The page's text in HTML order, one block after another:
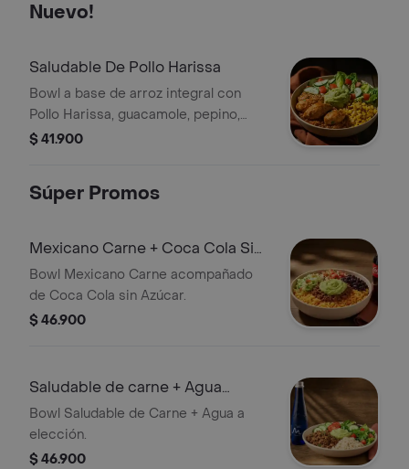
Nuevo!
Saludable De Pollo Harissa
Bowl a base de arroz integral con
Pollo Harissa, guacamole, pepino,
tomate y Lechuga.
$ 41.900
Súper Promos
Mexicano Carne + Coca Cola Sin
Azúcar
Bowl Mexicano Carne acompañado
de Coca Cola sin Azúcar.
$ 46.900
Saludable de carne + Agua
Manantial
Bowl Saludable de Carne + Agua a
elección.
$ 46.900